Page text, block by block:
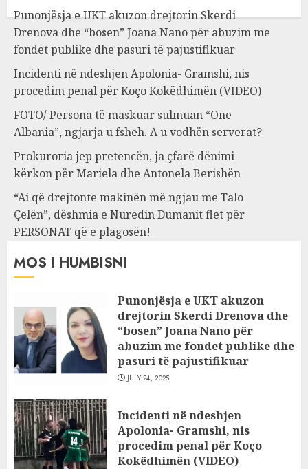
Punonjësja e UKT akuzon drejtorin Skerdi
Drenova dhe “bosen” Joana Nano për abuzim me
fondet publike dhe pasuri të pajustifikuar
Incidenti në ndeshjen Apolonia- Gramshi, nis
procedim penal për Koço Kokëdhimën (VIDEO)
FOTO/ Persona të maskuar sulmuan “One
Albania”, ngjarja u fsheh. A u vodhën serverat?
Prokuroria jep pretencën, ja çfarë dënimi
kërkon për Mariela dhe Antonela Berishën
“Ai që drejtonte makinën më ngjau me Talo
Çelën”, dëshmia e Nuredin Dumanit flet për
PERSONAT që e plagosën!
MOS I HUMBISNI
Punonjësja e UKT akuzon
drejtorin Skerdi Drenova dhe
“bosen” Joana Nano për
abuzim me fondet publike dhe
pasuri të pajustifikuar
JULY 24, 2025
Incidenti në ndeshjen
Apolonia- Gramshi, nis
procedim penal për Koço
Kokëdhimën (VIDEO)